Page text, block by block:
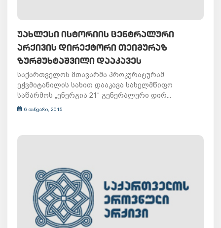
ᲣᲐᲮᲚᲔᲡᲘ ᲘᲡᲢᲝᲠᲘᲘᲡ ᲪᲔᲜᲢᲠᲐᲚᲣᲠᲘ
ᲐᲠᲥᲘᲕᲘᲡ ᲓᲘᲠᲔᲥᲢᲝᲠᲘ ᲗᲔᲘᲛᲣᲠᲐᲖ
ᲖᲣᲠᲛᲣᲮᲢᲐᲨᲕᲘᲚᲘ ᲓᲐᲐᲙᲐᲕᲔᲡ
საქართველოს მთავარმა პროკურატურამ
ეჭვმიტანილის სახით დააკავა სახელმწიფო
საწარმოს „ენერგია 21“ გენერალური დირ...
6 იანვარი, 2015